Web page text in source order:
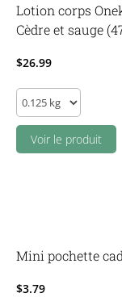
écolo
quantity
Lotion corps
Cèdre et sauge
$26.99
Lotion
corps
Oneka
quantity
Voir le produit
Mini pochette
$3.79